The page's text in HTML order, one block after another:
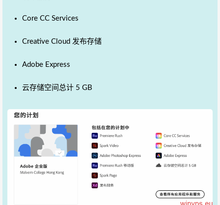
Core CC Services
Creative Cloud 发布存储
Adobe Express
云存储空间总计 5 GB